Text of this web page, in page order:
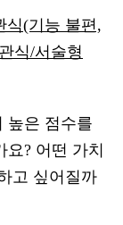
식(기능 불편,
식/서술형
높은 점수를
? 어떤 가치
고 싶어질까